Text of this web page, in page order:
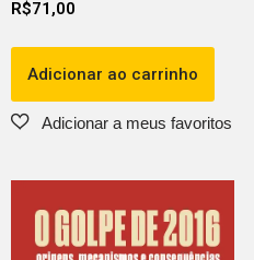
R$71,00
Adicionar ao carrinho